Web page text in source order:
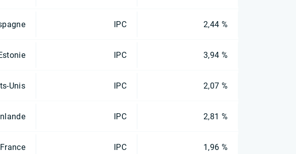
IPC 2,44 %
IPC 3,94 %
Unis IPC 2,07 %
IPC 2,81 %
France IPC 1,96 %